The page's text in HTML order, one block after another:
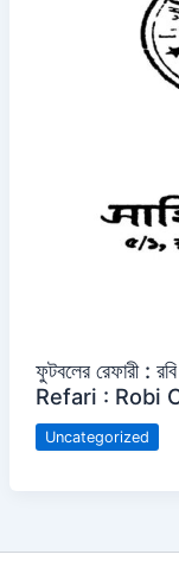
ফুটবলের রেফারী :
Refari : Robi
Uncategorized